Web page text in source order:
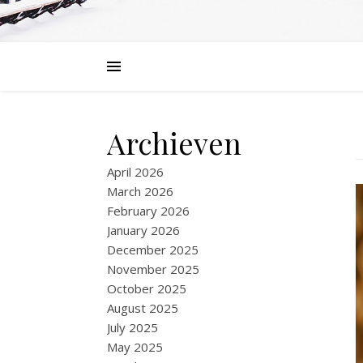
Archieven
April 2026
March 2026
February 2026
January 2026
December 2025
November 2025
October 2025
August 2025
July 2025
May 2025